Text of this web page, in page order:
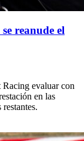
reanude el
evaluar con
en las